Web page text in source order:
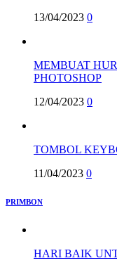
13/04/2023 0
MEMBUAT
PHOTOSHOP
12/04/2023 0
TOMBOL
11/04/2023 0
PRIMBON
HARI BAIK